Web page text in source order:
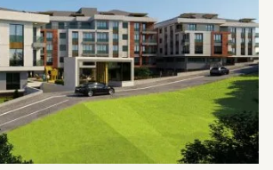
طريق E-5 السريع: 6 كم